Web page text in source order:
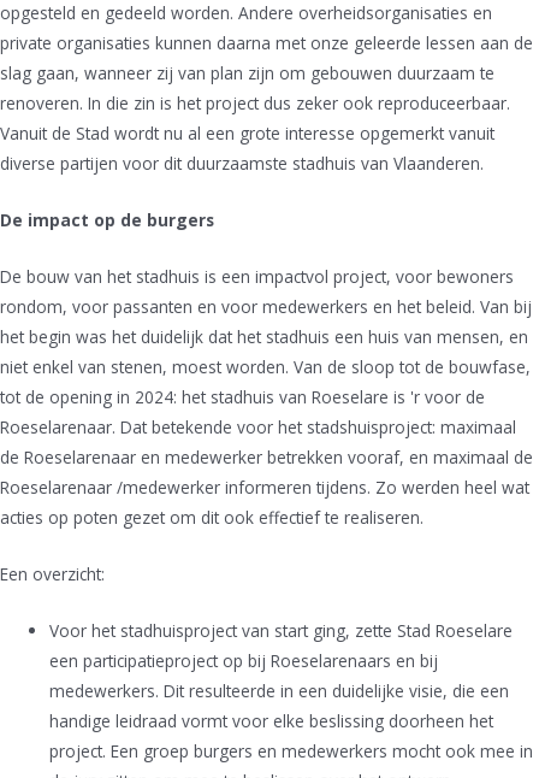
opgesteld en gedeeld worden. Andere overheidsorganisaties en
private organisaties kunnen daarna met onze geleerde lessen aan de
slag gaan, wanneer zij van plan zijn om gebouwen duurzaam te
renoveren. In die zin is het project dus zeker ook reproduceerbaar.
Vanuit de Stad wordt nu al een grote interesse opgemerkt vanuit
diverse partijen voor dit duurzaamste stadhuis van Vlaanderen.
De impact op de burgers
De bouw van het stadhuis is een impactvol project, voor bewoners
rondom, voor passanten en voor medewerkers en het beleid. Van bij
het begin was het duidelijk dat het stadhuis een huis van mensen, en
niet enkel van stenen, moest worden. Van de sloop tot de bouwfase,
tot de opening in 2024: het stadhuis van Roeselare is 'r voor de
Roeselarenaar. Dat betekende voor het stadshuisproject: maximaal
de Roeselarenaar en medewerker betrekken vooraf, en maximaal de
Roeselarenaar /medewerker informeren tijdens. Zo werden heel wat
acties op poten gezet om dit ook effectief te realiseren.
Een overzicht:
Voor het stadhuisproject van start ging, zette Stad Roeselare
een participatieproject op bij Roeselarenaars en bij
medewerkers. Dit resulteerde in een duidelijke visie, die een
handige leidraad vormt voor elke beslissing doorheen het
project. Een groep burgers en medewerkers mocht ook mee in